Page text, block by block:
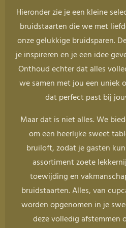
Hieronder zie je een kleine
bruidstaarten die we met
onze gelukkige bruidsparen.
je inspireren en je een idee
Onthoud echter dat alles
we samen met jou een uniek
dat perfect past bij
Maar dat is niet alles. We
om een heerlijke sweet
bruiloft, zodat je gasten
assortiment zoete
toewijding en
bruidstaarten. Alles, van
worden opgenomen in je
deze volledig afstemmen